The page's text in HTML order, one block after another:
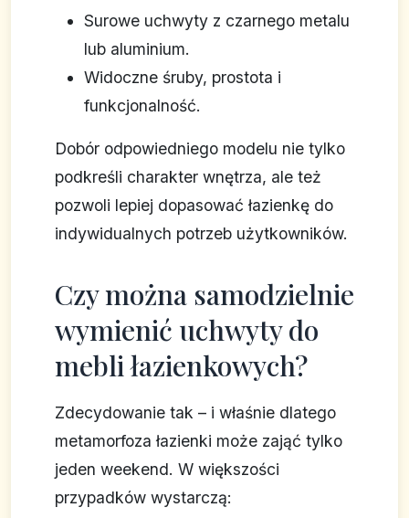
Surowe uchwyty z czarnego metalu
lub aluminium.
Widoczne śruby, prostota i
funkcjonalność.
Dobór odpowiedniego modelu nie tylko
podkreśli charakter wnętrza, ale też
pozwoli lepiej dopasować łazienkę do
indywidualnych potrzeb użytkowników.
Czy można samodzielnie
wymienić uchwyty do
mebli łazienkowych?
Zdecydowanie tak – i właśnie dlatego
metamorfoza łazienki może zająć tylko
jeden weekend. W większości
przypadków wystarczą: